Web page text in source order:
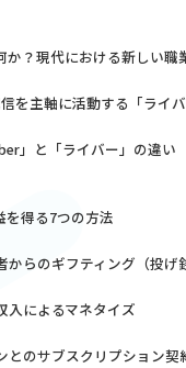
か？現代における新しい職
を主軸に活動する「ライ
」と「ライバー」の違い
を得る7つの方法
からのギフティング（投げ
入によるマネタイズ
とのサブスクリプション契